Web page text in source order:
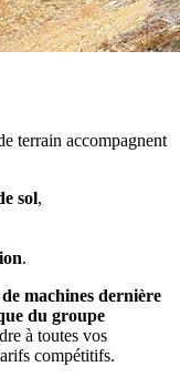
terrain accompagnent
sol,
.
machines dernière
du groupe
à toutes vos
compétitifs.